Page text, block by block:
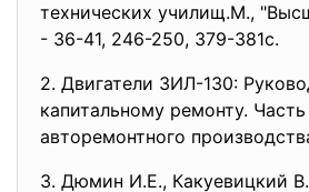
технических училищ.М.,
- 36-41, 246-250, 379-381с.
2. Двигатели ЗИЛ-130:
капитальному ремонту.
авторемонтного
3. Дюмин И.Е., Какуевицкий